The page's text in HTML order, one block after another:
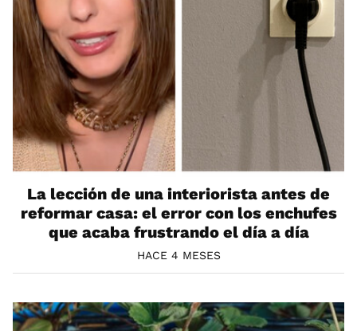
La lección de una interiorista antes de
reformar casa: el error con los enchufes
que acaba frustrando el día a día
HACE 4 MESES